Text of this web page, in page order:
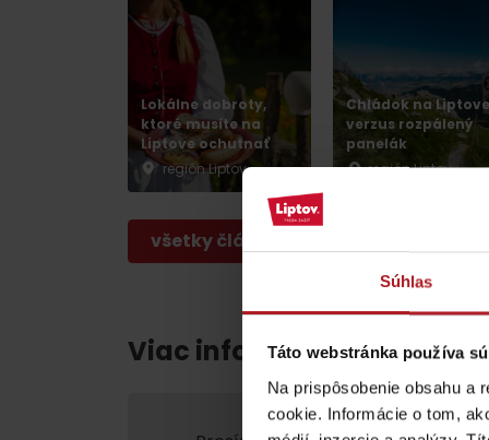
Súhlas
Táto webstránka používa
Na prispôsobenie obsahu a
cookie. Informácie o tom,
No data found for this source. No data
Kde sa nachádza
poklad? Nájdi ho s
Liptov Region Card!
VŠETKY ČLÁNKY
Lokálne dobroty,
ktoré musíte na
Liptove ochutnať
región Liptov
Chládok na Liptove
verzus rozpálený
panelák
región Liptov
všetky články
Viac informácií o Liptov